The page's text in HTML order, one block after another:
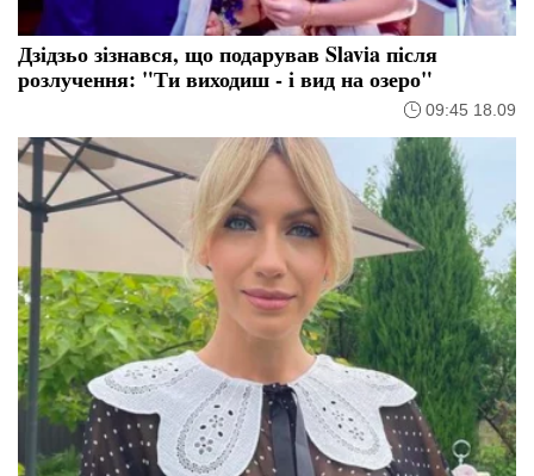
Дзідзьо зізнався, що подарував Slavia після
розлучення: "Ти виходиш - і вид на озеро"
09:45 18.09